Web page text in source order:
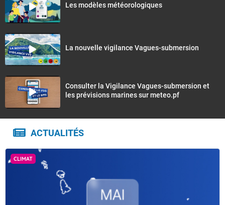
Les modèles météorologiques
La nouvelle vigilance Vagues-submersion
Consulter la Vigilance Vagues-submersion et
les prévisions marines sur meteo.pf
ACTUALITÉS
CLIMAT